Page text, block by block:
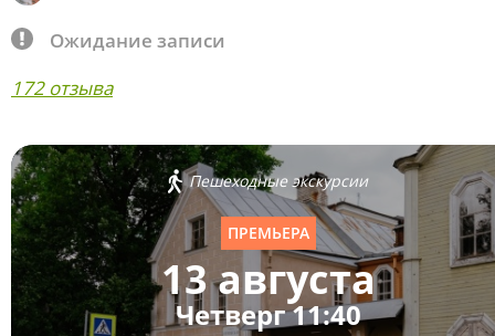
Ожидание записи
172 отзыва
Пешеходные экскурсии
ПРЕМЬЕРА
13 августа
Четверг 11:40